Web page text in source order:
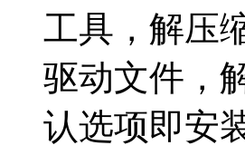
工具，解压
驱动文件，
认选项即安